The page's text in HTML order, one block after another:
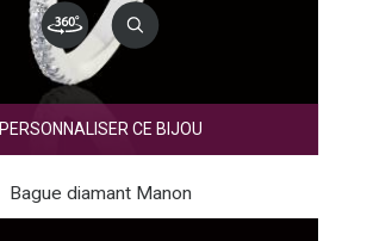
PERSONNALISER CE BIJOU
Bague diamant Manon